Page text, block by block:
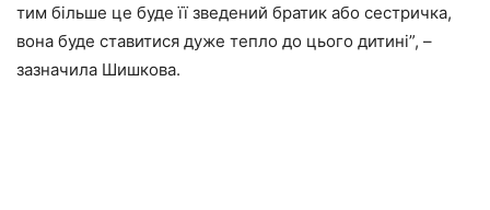
тим більше це буде її зведений братик або сестричка,
вона буде ставитися дуже тепло до цього дитині”, –
зазначила Шишкова.